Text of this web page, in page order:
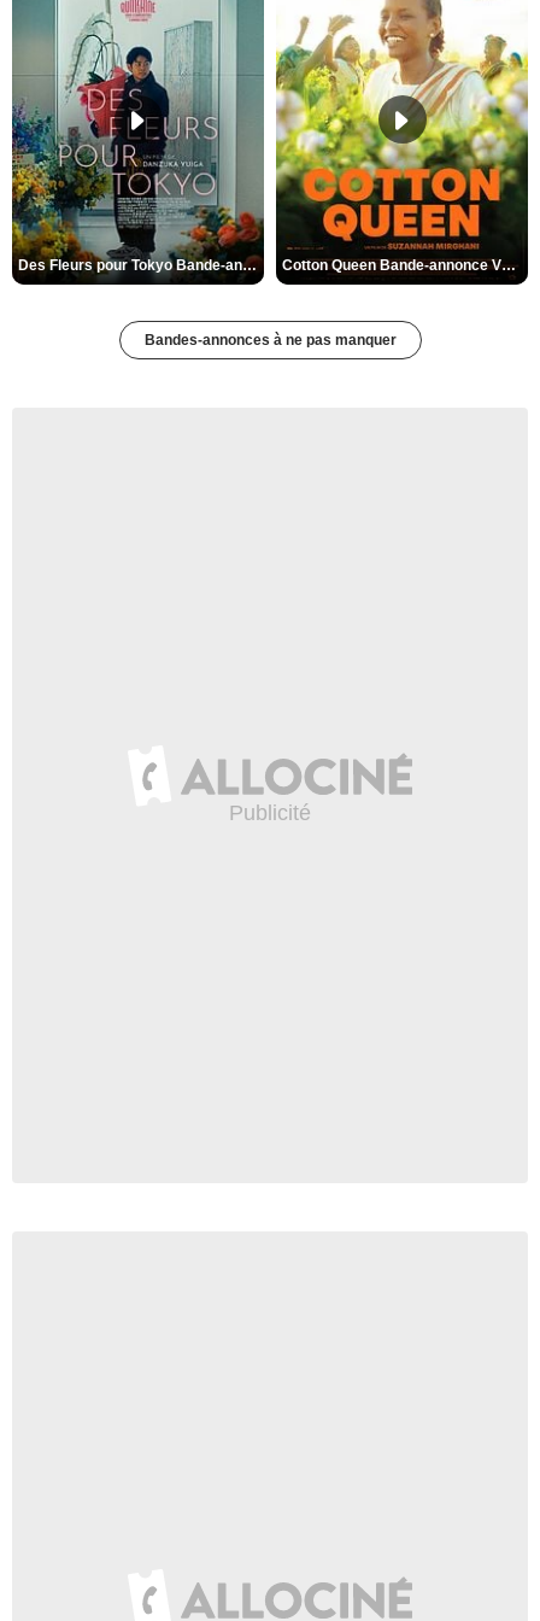
Des Fleurs pour Tokyo Bande-annonce VO STFR Cotton Queen Bande-annonce VO STFR
Bandes-annonces à ne pas manquer